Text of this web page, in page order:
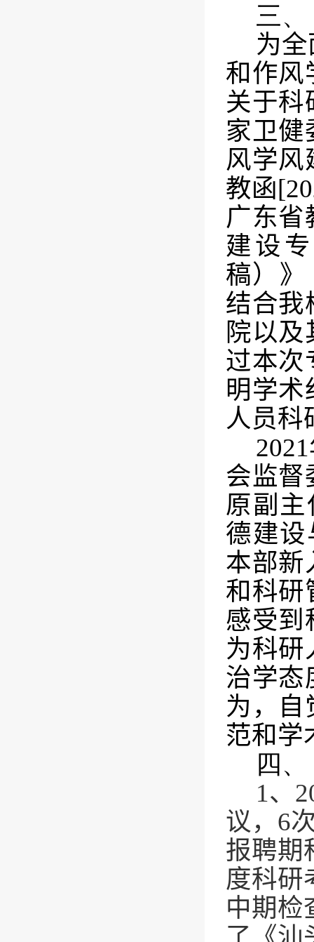
三、
为
和作风
关于科
家卫健
风学风
教函
广东省
建设
稿）》
结合我
院以
过本次
明学术
人员科
2021
会监督
原副
德建
本部新
和科研
感受到
为科研
治学态
为，自
范和学
四、
1、
议， 6
报聘期
度科研
中期检